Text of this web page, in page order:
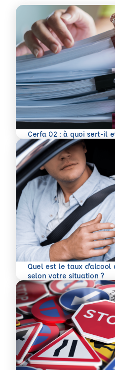
Cerfa 02 : à quoi sert-il
En savoir plus
Quel est le taux
selon votre situation ?
En savoir plus